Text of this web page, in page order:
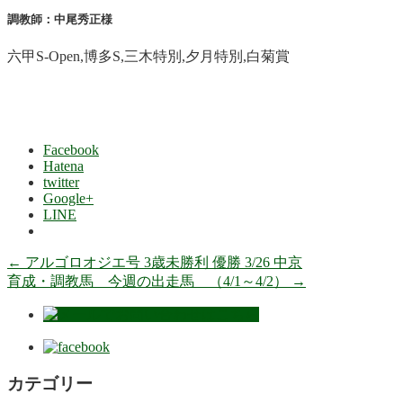
調教師：中尾秀正様
六甲S-Open,博多S,三木特別,夕月特別,白菊賞
Facebook
Hatena
twitter
Google+
LINE
← アルゴロオジエ号 3歳未勝利 優勝 3/26 中京
育成・調教馬 今週の出走馬 （4/1～4/2）
→
カテゴリー